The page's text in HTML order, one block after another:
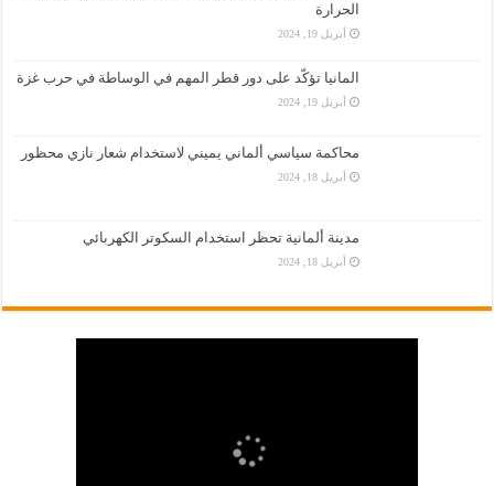
الحرارة
أبريل 19, 2024
المانيا تؤكّد على دور قطر المهم في الوساطة في حرب غزة
أبريل 19, 2024
محاكمة سياسي ألماني يميني لاستخدام شعار نازي محظور
أبريل 18, 2024
مدينة ألمانية تحظر استخدام السكوتر الكهربائي
أبريل 18, 2024